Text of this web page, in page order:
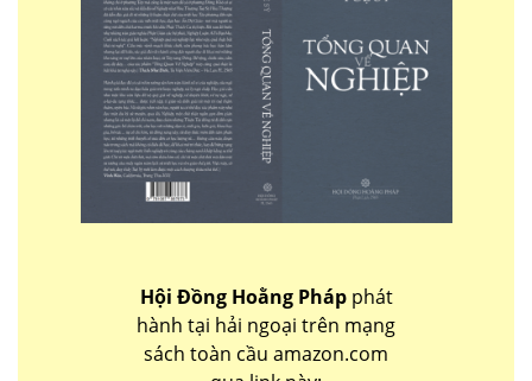
Hội Đồng Hoằng Phápphát
hành tại hải ngoại trên mạng
sách toàn cầu amazon.com